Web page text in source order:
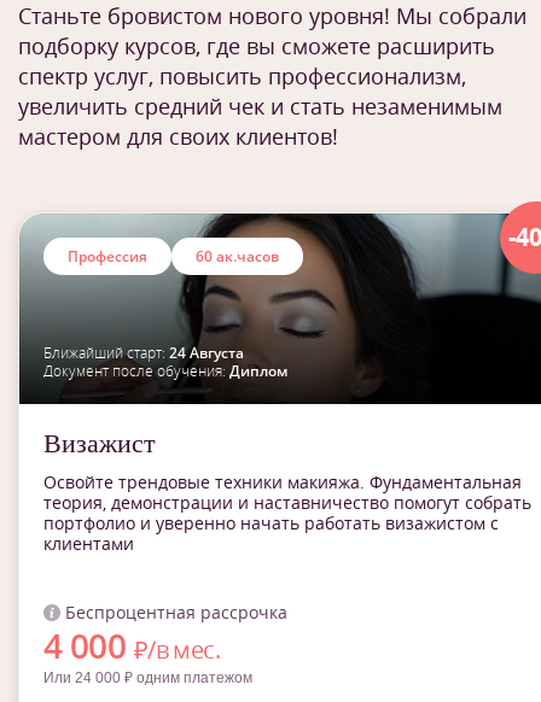
Станьте бровистом нового уровня! Мы собрали
подборку курсов, где вы сможете расширить
спектр услуг, повысить профессионализм,
увеличить средний чек и стать незаменимым
мастером для своих клиентов!
-
Профессия 60 ак.часов
Ближайший старт: 24 Августа
Документ после обучения: Диплом
Визажист
Освойте трендовые техники макияжа. Фундаментальная
теория, демонстрации и наставничество помогут собрать
портфолио и уверенно начать работать визажистом с
клиентами
Беспроцентная рассрочка
4 000 ₽/в мес.
Или 24 000 ₽ одним платежом